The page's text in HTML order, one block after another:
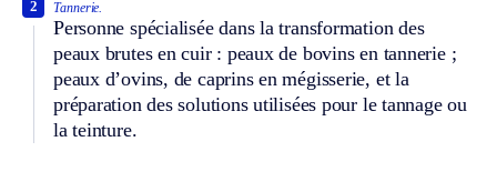
Tannerie.
Personne spécialisée dans la transformation des
peaux brutes en cuir : peaux de bovins en tannerie ;
peaux d’ovins, de caprins en mégisserie, et la
préparation des solutions utilisées pour le tannage ou
la teinture.
2